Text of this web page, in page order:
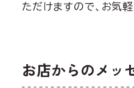
ただけますので、お気
お店からのメッ